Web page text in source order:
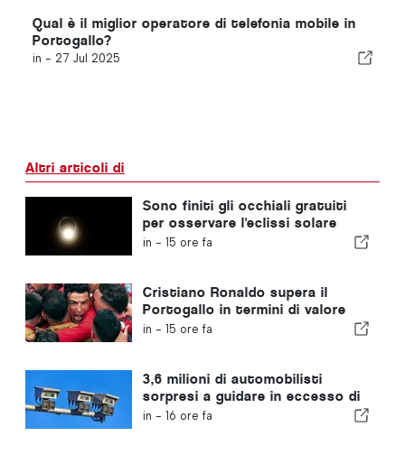
Qual è il miglior operatore di telefonia mobile in
Portogallo?
in - 27 Jul 2025
Altri articoli di
Sono finiti gli occhiali gratuiti
per osservare l'eclissi solare
totale in Portogallo
in - 15 ore fa
Cristiano Ronaldo supera il
Portogallo in termini di valore
commerciale
in - 15 ore fa
3,6 milioni di automobilisti
sorpresi a guidare in eccesso di
velocità in Portogallo negli
in - 16 ore fa